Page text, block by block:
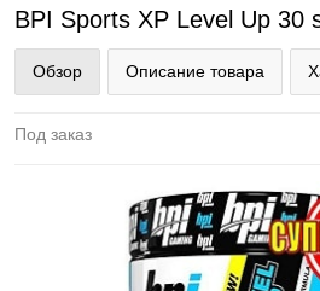
BPI Sports XP Level Up 30
Обзор Описание товара
Под заказ